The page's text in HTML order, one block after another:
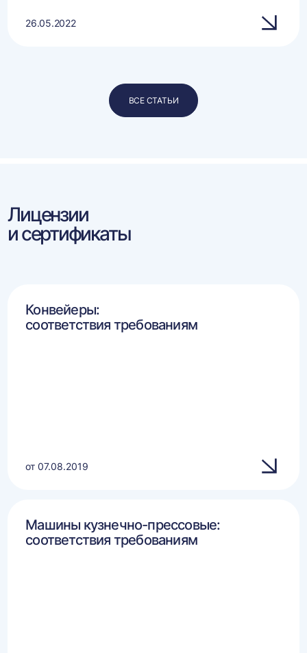
26.05.2022
ВСЕ СТАТЬИ
Лицензии
и сертификаты
Конвейеры:
соответствия требованиям
от 07.08.2019
Машины кузнечно-прессовые:
соответствия требованиям